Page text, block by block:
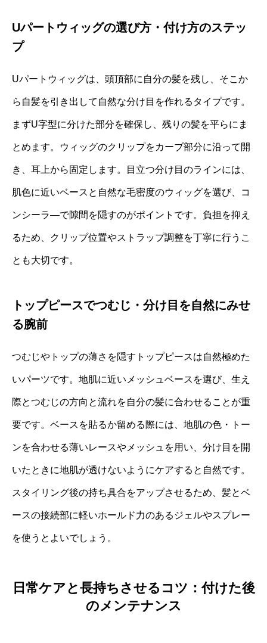
Uパートウィッグの選び方・付け方のステッ
プ
Uパートウィッグは、頭頂部に自分の髪を残し、そこか
ら自髪を引き出して自然な分け目を作れるタイプです。
まずU字型に分けた部分を確保し、残りの髪を平らにま
とめます。ウィッグのクリップをカーブ部分に沿って開
き、耳上から固定します。目立つ分け目のラインには、
肌色に近いベースと自然な毛密度のウィッグを選び、コ
ンシーラ―で隙間を隠すのがポイントです。負担を抑え
るため、クリップ位置やストラップ調整を丁寧に行うこ
とも大切です。
トップピースでつむじ・分け目を自然にみせ
る腕前
つむじやトップの薄さを隠すトップピースは自然極めた
いパーツです。地肌に近いメッシュベースを選び、生え
際とつむじの方向と流れを自分の髪に合わせることが重
要です。ベースを貼るか留める際には、地肌の色・トー
ンを合わせる薄いレースやメッシュを用い、分け目を開
いたときに地肌が透けないようにケアすると自然です。
スタイリング後の持ち具合をアップさせるため、髪とベ
ースの接続部に軽いホールド力のあるジェルやスプレー
を使うとよいでしょう。
日常ケアと長持ちさせるコツ：付けた後
のメンテナンス